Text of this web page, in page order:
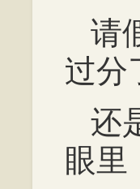
请
过分
还
眼里